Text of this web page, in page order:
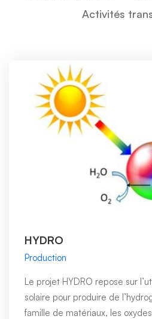
Activités
HYDRO
Production
Le projet HYDRO repose sur
solaire pour produire de
famille de matériaux, les